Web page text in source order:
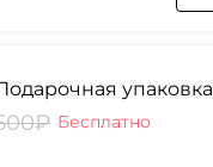
упаковка
Бесплатно